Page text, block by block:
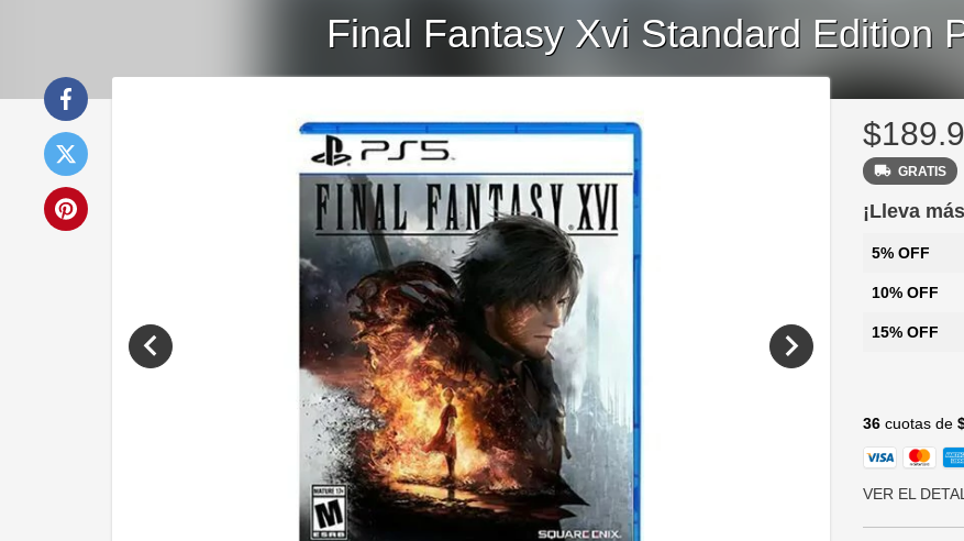
Final Fantasy Xvi Standard Edition
GRATIS
¡Lleva
5% OFF
10% OFF
15% OFF
36cuotas de
VER EL